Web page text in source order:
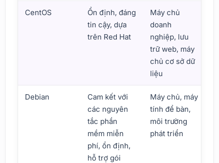
CentOS
Ổn định, đáng
tin cậy, dựa
trên Red Hat
Máy chủ
doanh
nghiệp, lưu
trữ web, máy
chủ cơ sở dữ
liệu
Debian
Cam kết với
các nguyên
tắc phần
mềm miễn
phí, ổn định,
hỗ trợ gói
Máy chủ, máy
tính để bàn,
môi trường
phát triển